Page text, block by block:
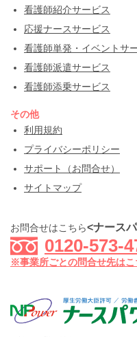
看護師紹介サービス
応援ナースサービス
看護師単発・イベントサ
看護師派遣サービス
看護師添乗サービス
その他
利用規約
プライバシーポリシー
サポート（お問合せ）
サイトマップ
お問合せはこちら<ナース
0120-573-
※事業所ごとの問合せ先はこ